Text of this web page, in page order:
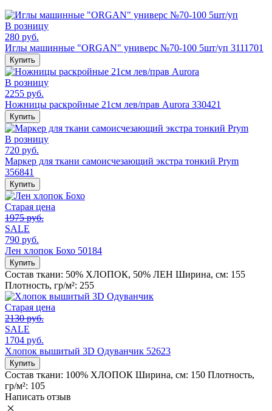
В розницу
280 руб.
Иглы машинные "ORGAN" универс №70-100 5шт/уп 3111701
Купить
В розницу
2255 руб.
Ножницы раскройные 21см лев/прав Aurora 330421
Купить
В розницу
720 руб.
Маркер для ткани самоисчезающий экстра тонкий Prym
356841
Купить
Старая цена
1975 руб.
SALE
790 руб.
Лен хлопок Бохо 50184
Купить
Состав ткани: 50% ХЛОПОК, 50% ЛЕН Ширина, см: 155
Плотность, гр/м²: 255
Старая цена
2130 руб.
SALE
1704 руб.
Хлопок вышитый 3D Одуванчик 52623
Купить
Состав ткани: 100% ХЛОПОК Ширина, см: 150 Плотность,
гр/м²: 105
Написать отзыв